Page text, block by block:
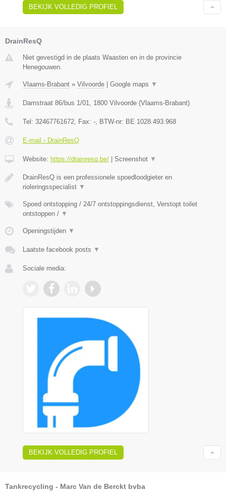
BEKIJK VOLLEDIG PROFIEL
DrainResQ
Niet gevestigd in de plaats Waasten en in de provincie
Henegouwen.
Vlaams-Brabant » Vilvoorde | Google maps ▼
Damstraat 86/bus 1/01 1800 Vilvoorde (Vlaams-Brabant)
Tel: 32467761672 , Fax: - , BTW-nr: BE 1028.493.968
E-mail › DrainResQ
Website: https://drainresq.be/ | Screenshot ▼
DrainResQ is een professionele spoedloodgieter en
rioleringsspecialist ▼
Spoed ontstopping / 24/7 ontstoppingsdienst, Verstopt toilet
ontstoppen / ▼
Openingstijden ▼
Laatste facebook posts ▼
Sociale media:
BEKIJK VOLLEDIG PROFIEL
Tankrecycling - Marc Van de Berckt bvba